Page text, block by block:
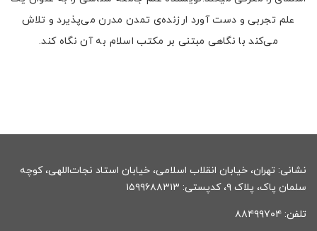
علم تجربی و دست آورد ارزنده‌ی تمدن مدرن می‌پذیرد و تلاش
می‌کند با نگاهی مبتنی بر مکتب اسلام به آن نگاه کند.
نشانی: تهران، خیابان انقلاب اسلامی، خیابان استاد نجات‌اللهی، کوچه
سلمان پاک، پلاک ۹، کدپستی: ۱۵۹۹۶۸۸۳۱۳
تلفن: ۸۸۴۹۹۷۰۴